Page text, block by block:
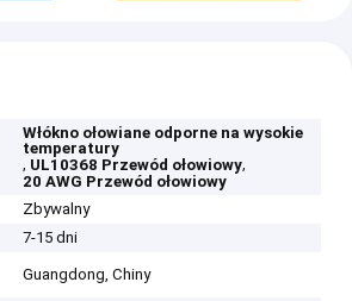
Włókno ołowiane odporne na wysokie
temperatury
, UL10368 Przewód ołowiowy,
20 AWG Przewód ołowiowy
Zbywalny
7-15 dni
Guangdong, Chiny